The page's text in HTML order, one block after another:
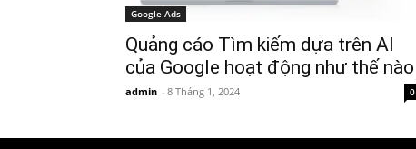
Google Ads
Quảng cáo Tìm kiếm dựa trên AI
của Google hoạt động như thế nào
admin - 8 Tháng 1, 2024 0